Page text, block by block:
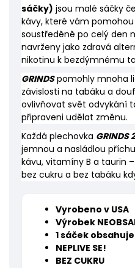
sáčky) jsou malé sáčky
kávy, které vám
soustředěně po celý den
navrženy jako zdravá
nikotinu k bezdýmnému
GRINDS pomohly mnoha
závislosti na tabáku a
ovlivňovat svět odvykání
připraveni udělat změnu.
Každá plechovka GRINDS
jemnou a nasládlou
kávu, vitamíny B a taurin
bez cukru a bez tabáku
Vyrobeno v USA
Výrobek
1 sáček
NEPLIVE SE!
BEZ CUKRU